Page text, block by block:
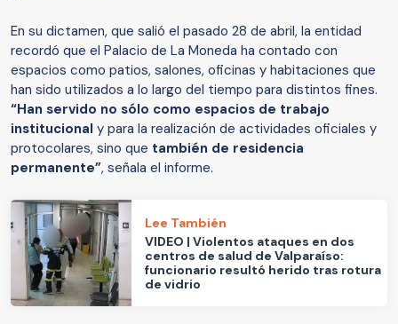
En su dictamen, que salió el pasado 28 de abril, la entidad
recordó que el Palacio de La Moneda ha contado con
espacios como patios, salones, oficinas y habitaciones que
han sido utilizados a lo largo del tiempo para distintos fines.
“Han servido no sólo como espacios de trabajo
institucional y para la realización de actividades oficiales y
protocolares, sino que también de residencia
permanente”, señala el informe.
Lee También
VIDEO | Violentos ataques en dos
centros de salud de Valparaíso:
funcionario resultó herido tras rotura
de vidrio